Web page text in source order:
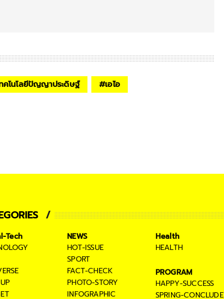
คโนโลยีปัญญาประดิษฐ์ #เอไอ
Tech
NEWS
HOT-ISSUE
SPORT
FACT-CHECK
PHOTO-STORY
INFOGRAPHIC
Health
HEALTH
PROGRAM
HAPPY-SUCCESS
SPRING-CONCLUDE